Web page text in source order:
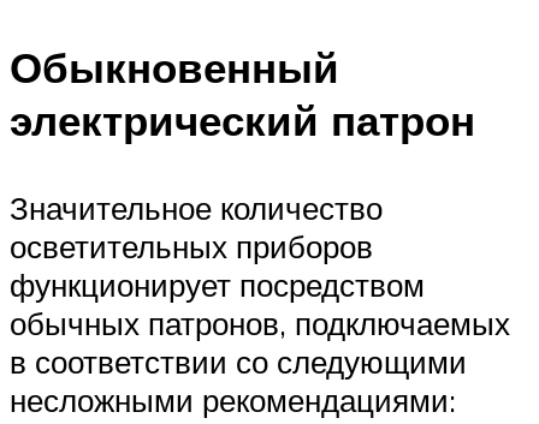
Обыкновенный
электрический патрон
Значительное количество
осветительных приборов
функционирует посредством
обычных патронов, подключаемых
в соответствии со следующими
несложными рекомендациями: